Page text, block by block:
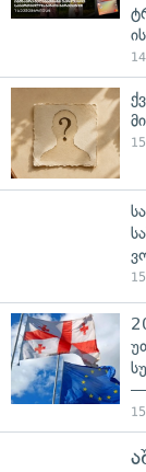
—